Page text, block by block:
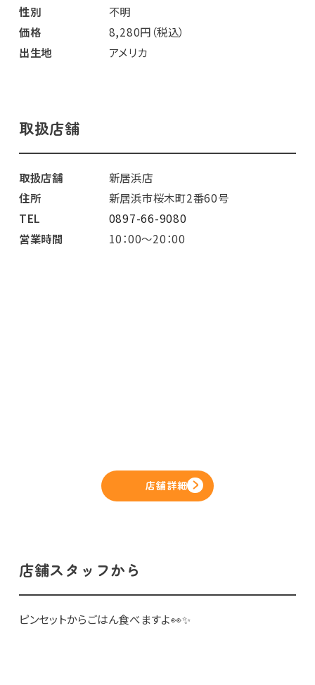
性別
不明
価格
8,280円（税込）
出生地
アメリカ
取扱店舗
取扱店舗
新居浜店
住所
新居浜市桜木町2番60号
TEL
0897-66-9080
営業時間
10：00～20：00
店舗詳細
店舗スタッフから
ピンセットからごはん食べますよ👀✨